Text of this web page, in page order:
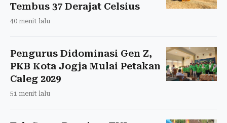
Tembus 37 Derajat Celsius
40 menit lalu
Pengurus Didominasi Gen Z,
PKB Kota Jogja Mulai Petakan
Caleg 2029
51 menit lalu